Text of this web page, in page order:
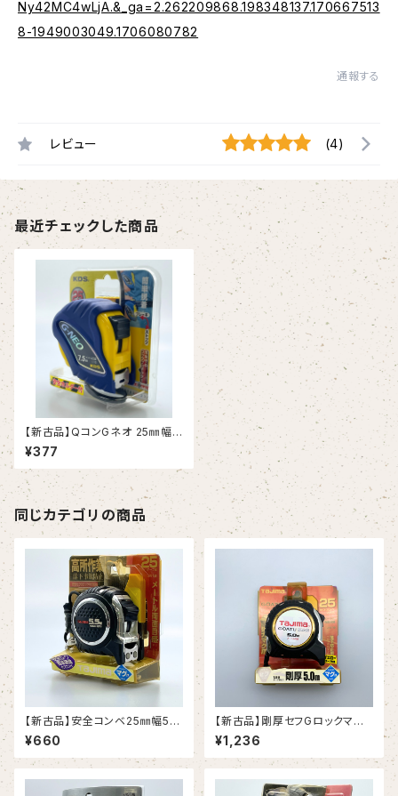
Ny42MC4wLjA.&_ga=2.262209868.198348137.170667513
8-1949003049.1706080782
通報する
レビュー (4)
最近チェックした商品
【新古品】QコンGネオ 25㎜幅x
7.5m（KDS)
¥377
同じカテゴリの商品
【新古品】安全コンベ25㎜幅5.5
m セフマグ（タジマ）
¥660
【新古品】剛厚セフGロックマグ
爪25㎜幅5m（タジマ）
¥1,236